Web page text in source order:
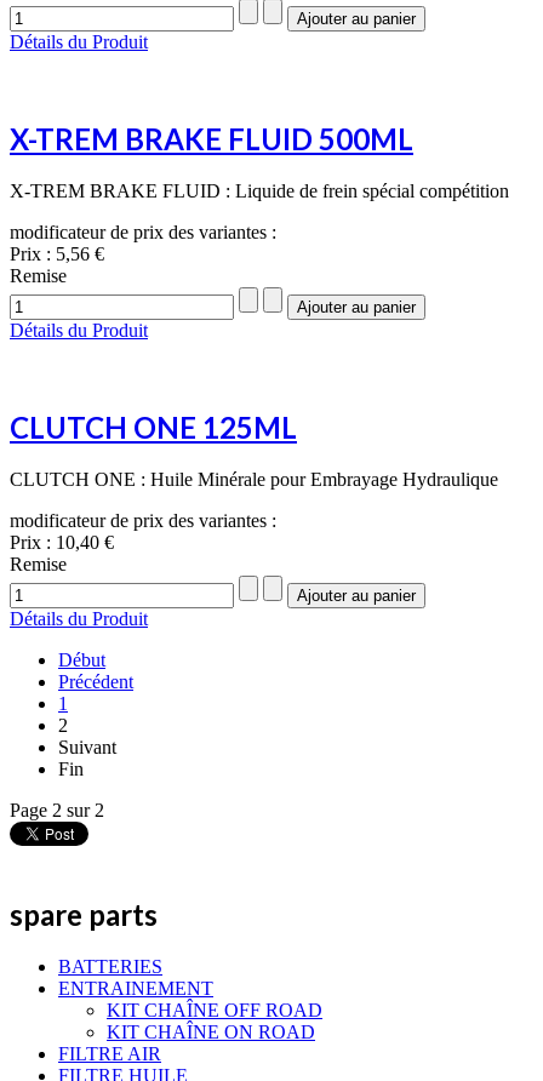
Détails du Produit
X-TREM BRAKE FLUID 500ML
X-TREM BRAKE FLUID : Liquide de frein spécial compétition
modificateur de prix des variantes :
Prix : 5,56 €
Remise
Détails du Produit
CLUTCH ONE 125ML
CLUTCH ONE : Huile Minérale pour Embrayage Hydraulique
modificateur de prix des variantes :
Prix : 10,40 €
Remise
Détails du Produit
Début
Précédent
1
2
Suivant
Fin
Page 2 sur 2
spare parts
BATTERIES
ENTRAINEMENT
KIT CHAÎNE OFF ROAD
KIT CHAÎNE ON ROAD
FILTRE AIR
FILTRE HUILE